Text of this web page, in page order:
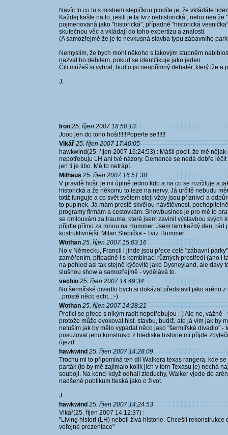
Navíc to co tu s mistrem slepičkou plodíte je, že vkládáte
Každej kašle na to, jestli je ta tvrz nehistorická , nebo nea
pojmenovaná jako "historická", případně "historická
skutečnou věc a vkládají do toho expertízu a znalosti.
(A samozřejmě že je to nevkusná stavba typu zábavního
Nemyslím, že bych mohl někoho s takovým stupněm
nazvat ho debilem, pokud se identifikuje jako jeden.
Čili můžeš si vybrat, budto jsi neupřímný debatér, který lže
J.
Iron 25. říjen 2007 18:50:13
Jooo jen do toho hoši!!!!!Poperte se!!!!!!
Vikář 25. říjen 2007 17:40:05
hawkwind(25. říjen 2007 16:24:53) : Mášli pocit, že mě
nepotřebuju LH ani tvé názory. Demence se nedá dobře
jen ti je libo. Mě to netrápí.
Milhaus 25. říjen 2007 16:51:38
V pravdě hoši, je mi úplně jedno kdo a na co se rozčiluje a
historická a že někomu to leze na nervy. Já určitě nebudu
totiž funguje a co svět světem stojí vždy jsou příznivci a
to pupínek. Já mám prostě skvělou návštěvnost,
programy firmám a cestovkám. Showbusines je pro mě to
se omlouvám za trauma, které jsem zavinil výstavbou svých
přijďte přímo za mnou na Hummer. Jsem tam každý den,
kostruktivnější. Milan Slepička - Tvrz Hummer
Wothan 25. říjen 2007 15:03:16
No v Německu, Francii i jinde jsou přece celé "zábavní
zaměřením, případně i s kombinací různých prostředí (ano i
na pohled asi tak stejně kýčovité jako Dysneyland, ale davy
slušnou show a samozřejmě - vydělává to.
vechio 25. říjen 2007 14:49:34
No šermířské divadlo bych si dokázal představit jako arénu
..prostě něco echt...:-)
Wothan 25. říjen 2007 14:28:21
Profíci se přece s nikým radit nepotřebujou :-) Ale ne, vážně
protože může evokovat hist. stavbu, budiž, ale já vím jak by
netuším jak by mělo vypadat něco jako "šermířské divadlo" -
posuzovat jeho konstrukci z hlediska historie mi přijde
újezd.
hawkwind 25. říjen 2007 14:28:09
Trochu mi to připomíná ten díl Walkera texas rangera, kde
parták (to by mě zajímalo kolik jich v tom Texasu je) nechá
souboji. Na konci když odhalí zloduchy, Walker vjede do
nadšené publikum tleská jako o život.
J.
hawkwind 25. říjen 2007 14:24:53
Vikář(25. říjen 2007 14:12:37) :
"Living histori (LH) neboli živá historie. Chcešli
veřejné prezentace"